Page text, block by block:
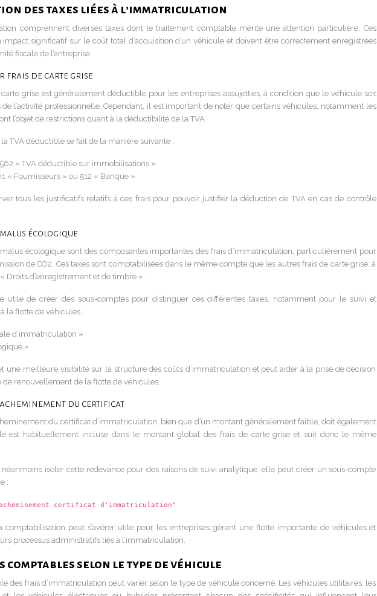
des taxes liées à l’immatriculation
comprennent diverses taxes dont le traitement comptable mérite une attention particulière. Ces
significatif sur le coût total d’acquisition d’un véhicule et doivent être correctement enregistrées
fiscale de l’entreprise.
frais de carte grise
carte grise est généralement déductible pour les entreprises assujetties, à condition que le véhicule soit
l’activité professionnelle. Cependant, il est important de noter que certains véhicules, notamment les
l’objet de restrictions quant à la déductibilité de la TVA.
TVA déductible se fait de la manière suivante :
« TVA déductible sur immobilisations »
« Fournisseurs » ou 512 « Banque »
tous les justificatifs relatifs à ces frais pour pouvoir justifier la déduction de TVA en cas de contrôle
écologique
écologique sont des composantes importantes des frais d’immatriculation, particulièrement pour
de CO2. Ces taxes sont comptabilisées dans le même compte que les autres frais de carte grise, à
Droits d’enregistrement et de timbre ».
utile de créer des sous-comptes pour distinguer ces différentes taxes, notamment pour le suivi et
la flotte de véhicules :
d’immatriculation »
»
une meilleure visibilité sur la structure des coûts d’immatriculation et peut aider à la prise de décision
renouvellement de la flotte de véhicules.
du certificat
du certificat d’immatriculation, bien que d’un montant généralement faible, doit également
est habituellement incluse dans le montant global des frais de carte grise et suit donc le même
néanmoins isoler cette redevance pour des raisons de suivi analytique, elle peut créer un sous-compte
:
certificat d'immatriculation"
comptabilisation peut s’avérer utile pour les entreprises gérant une flotte importante de véhicules et
processus administratifs liés à l’immatriculation.
selon le type de véhicule
des frais d’immatriculation peut varier selon le type de véhicule concerné. Les véhicules utilitaires, les